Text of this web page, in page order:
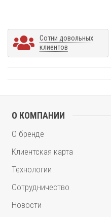
Сотни довольных
клиентов
О КОМПАНИИ
О бренде
Клиентская карта
Технологии
Сотрудничество
Новости